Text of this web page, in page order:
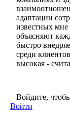
адаптации
известных
объясняют
быстро
среди
высокая -
Войдите,
Войти